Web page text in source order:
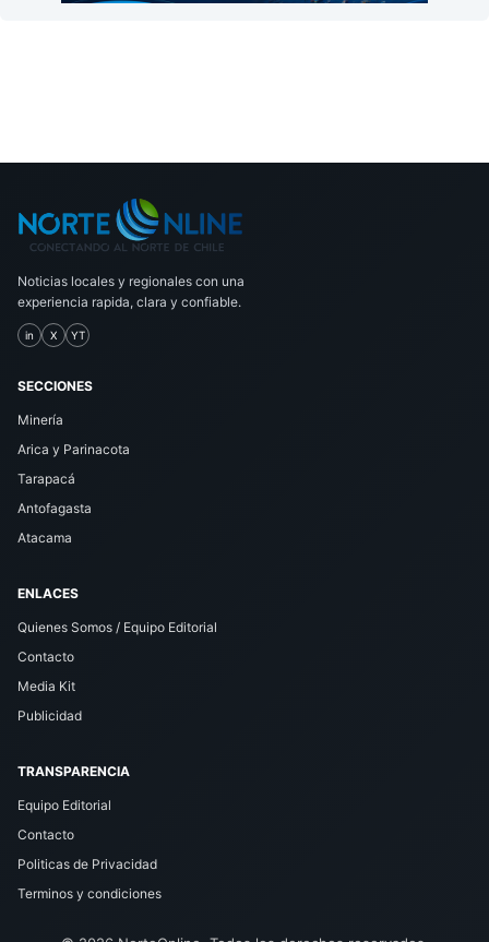
Noticias locales y regionales con una
experiencia rapida, clara y confiable.
in X YT
SECCIONES
Minería
Arica y Parinacota
Tarapacá
Antofagasta
Atacama
ENLACES
Quienes Somos / Equipo Editorial
Contacto
Media Kit
Publicidad
TRANSPARENCIA
Equipo Editorial
Contacto
Politicas de Privacidad
Terminos y condiciones